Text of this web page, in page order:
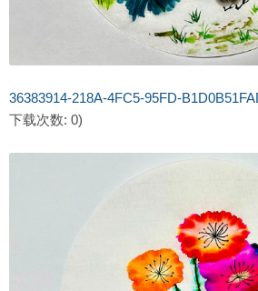
36383914-218A-4FC5-95FD-
下载次数: 0)